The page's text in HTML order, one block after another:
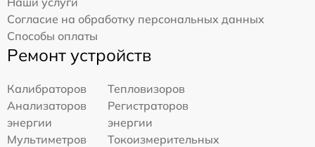
Согласие на обработку персональных данных
Способы оплаты
Ремонт устройств
Калибраторов
Тепловизоров
Анализаторов
энергии
Регистраторов
энергии
Мультиметров
Токоизмерительных